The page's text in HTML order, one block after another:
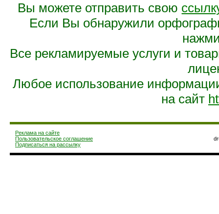
Вы можете отправить свою
Если Вы обнаружили
Все рекламируемые услуги и
Любое использование
на сайт
Реклама на сайте
Пользовательское соглашение
Подписаться на рассылку